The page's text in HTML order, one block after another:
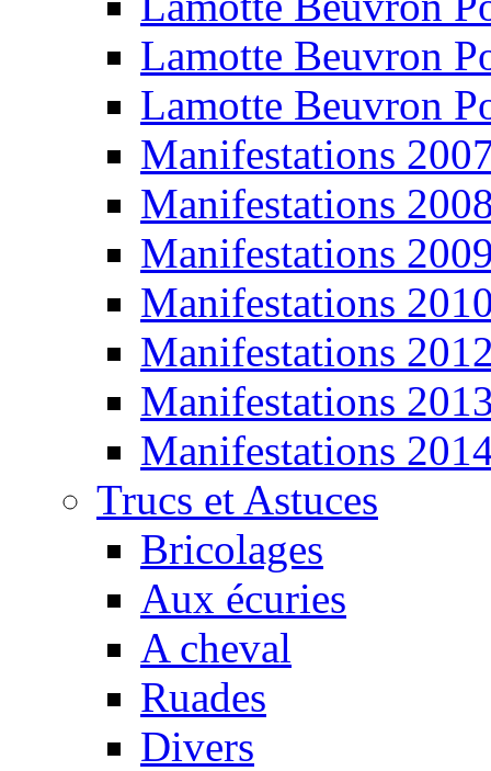
Lamotte Beuvron
Lamotte Beuvron
Manifestations
Manifestations
Manifestations
Manifestations
Manifestations
Manifestations
Manifestations
Trucs et Astuces
Bricolages
Aux écuries
A cheval
Ruades
Divers